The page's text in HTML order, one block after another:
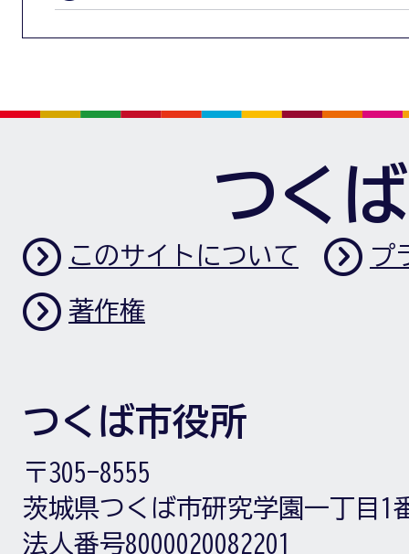
つく
このサイトについて プ
著作権
つくば市役所
〒305-8555
茨城県つくば市研究学園一丁目1
法人番号8000020082201